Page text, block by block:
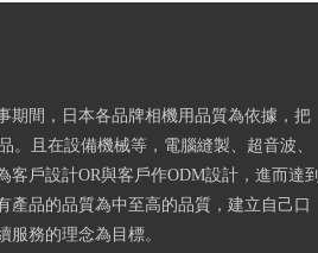
期間，日本各品牌相機用品質為依據，把
。且在設備機械等，電腦縫製、超音波、
客戶設計OR與客戶作ODM設計，進而達到
產品的品質為中至高的品質，建立自己口
服務的理念為目標。